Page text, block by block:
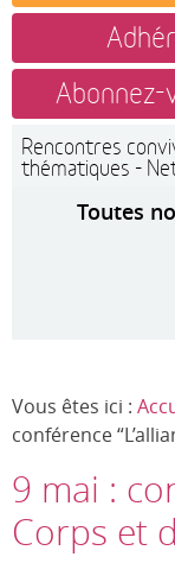
Rencontres
thématiques -
Toutes
Vous êtes ici :
conférence
9 mai :
Corps et